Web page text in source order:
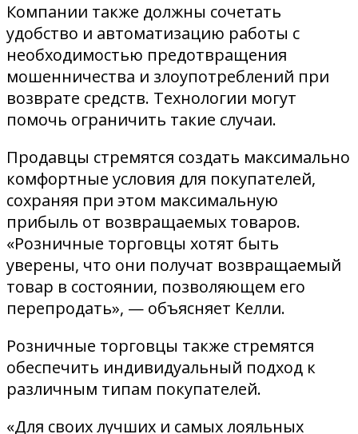
Компании также должны сочетать
удобство и автоматизацию работы с
необходимостью предотвращения
мошенничества и злоупотреблений при
возврате средств. Технологии могут
помочь ограничить такие случаи.
Продавцы стремятся создать максимально
комфортные условия для покупателей,
сохраняя при этом максимальную
прибыль от возвращаемых товаров.
«Розничные торговцы хотят быть
уверены, что они получат возвращаемый
товар в состоянии, позволяющем его
перепродать», — объясняет Келли.
Розничные торговцы также стремятся
обеспечить индивидуальный подход к
различным типам покупателей.
«Для своих лучших и самых лояльных